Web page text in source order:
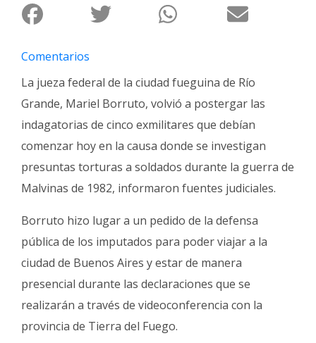
de
Familia
Clasificados
Fúnebres
Comentarios
La jueza federal de la ciudad fueguina de Río
Grande, Mariel Borruto, volvió a postergar las
indagatorias de cinco exmilitares que debían
comenzar hoy en la causa donde se investigan
presuntas torturas a soldados durante la guerra de
Malvinas de 1982, informaron fuentes judiciales.
Borruto hizo lugar a un pedido de la defensa
pública de los imputados para poder viajar a la
ciudad de Buenos Aires y estar de manera
presencial durante las declaraciones que se
realizarán a través de videoconferencia con la
provincia de Tierra del Fuego.